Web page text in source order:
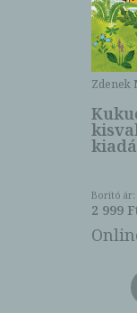
Zdenek
Borító ár:
2 999